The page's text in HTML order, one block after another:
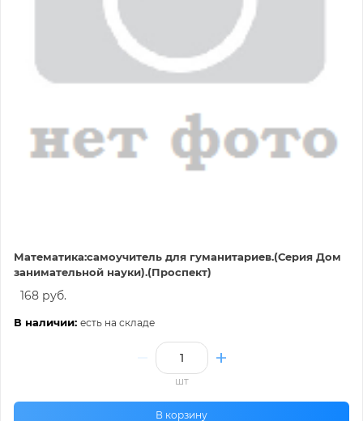
Математика:самоучитель для гуманитариев.(Серия Дом
занимательной науки).(Проспект)
168 руб.
В наличии: есть на складе
шт
В корзину